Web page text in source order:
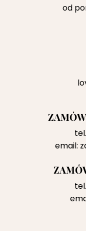
od
email: